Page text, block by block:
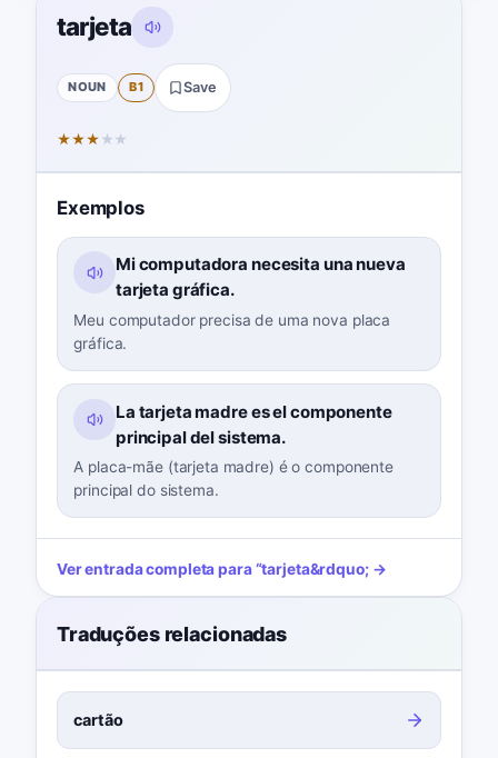
tarjeta
NOUN B1 Save
★★★ ★ ★
Exemplos
Mi computadora necesita una nueva
tarjeta gráfica.
Meu computador precisa de uma nova placa
gráfica.
La tarjeta madre es el componente
principal del sistema.
A placa-mãe (tarjeta madre) é o componente
principal do sistema.
Ver entrada completa para“tarjeta&rdquo; →
Traduções relacionadas
cartão